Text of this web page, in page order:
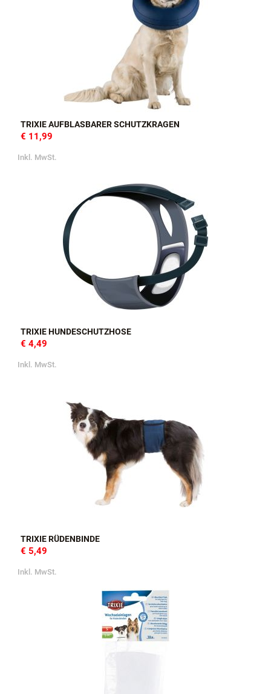
TRIXIE AUFBLASBARER SCHUTZKRAGEN
€ 11,99
Inkl. MwSt.
TRIXIE HUNDESCHUTZHOSE
€ 4,49
Inkl. MwSt.
TRIXIE RÜDENBINDE
€ 5,49
Inkl. MwSt.